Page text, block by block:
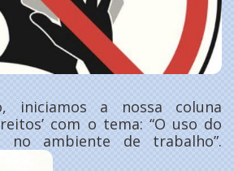
iniciamos a nossa coluna
com o tema: “O uso do
no ambiente de trabalho”.